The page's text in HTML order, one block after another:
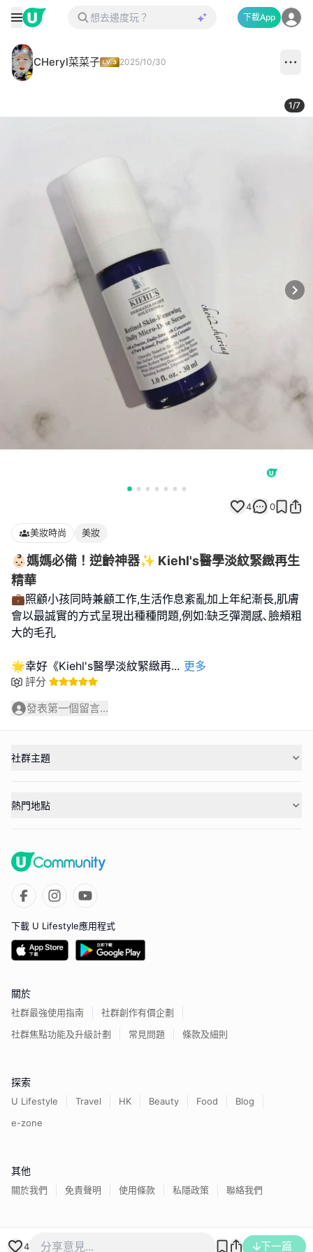
下載App
CHeryl菜菜子 2025/10/30
1/7
4 0
美妝時尚 美妝
👶🏻媽媽必備！逆齡神器✨ Kiehl's醫學淡紋緊緻再生
精華
💼照顧小孩同時兼顧工作,生活作息紊亂加上年紀漸長,肌膚
會以最誠實的方式呈現出種種問題,例如:缺乏彈潤感､臉頰粗
大的毛孔
🌟幸好《Kiehl's醫學淡紋緊緻再... 更多
評分
發表第一個留言...
4 下一篇
社群主題
熱門地點
下載 U Lifestyle應用程式
關於
社群最強使用指南
社群創作有價企劃
社群焦點功能及升級計劃
常見問題 條款及細則
探索
U Lifestyle Travel HK Beauty Food
Blog
e-zone
其他
關於我們 免責聲明 使用條款 私隱政策 聯絡我們
香港經濟日報版權所有©